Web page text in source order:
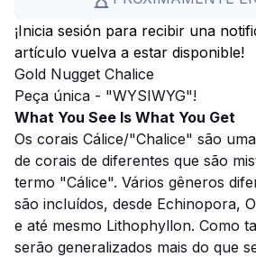
¡Inicia sesión para recibir una
artículo vuelva a estar disponible!
Gold Nugget Chalice
Peça única - "WYSIWYG"!
What You See Is What You Get
Os corais Cálice/"Chalice" são
de corais de diferentes que são
termo "Cálice". Vários gêneros
são incluídos, desde Echinopora,
e até mesmo Lithophyllon. Como
serão generalizados mais do que